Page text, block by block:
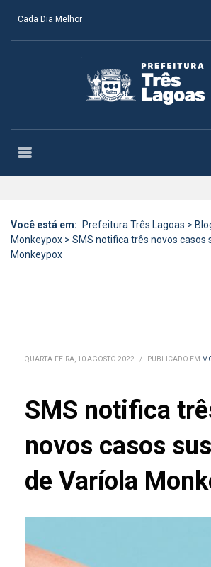
Cada Dia Melhor
Você está em: Prefeitura Três Lagoas >
Monkeypox > SMS notifica três novos casos
Monkeypox
QUARTA-FEIRA, 10 AGOSTO 2022 / PUBLICADO EM
SMS notifica
novos casos
de Varíola